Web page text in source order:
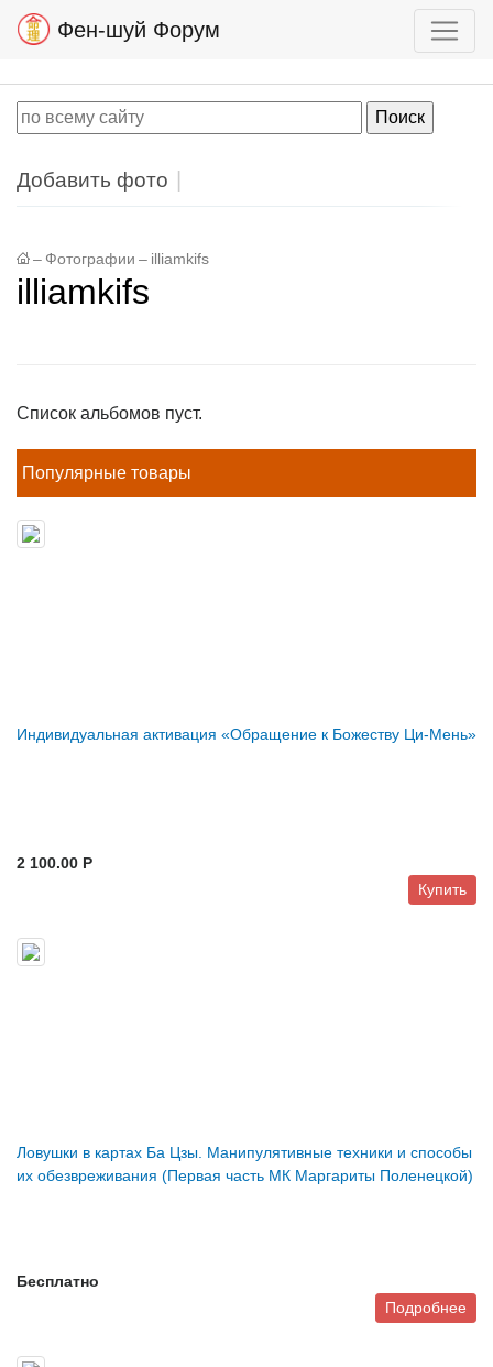
Фен-шуй Форум
Добавить фото
– Фотографии – illiamkifs
illiamkifs
Список альбомов пуст.
Популярные товары
Индивидуальная активация «Обращение к Божеству Ци-Мень»
2 100.00 P
Купить
Ловушки в картах Ба Цзы. Манипулятивные техники и способы
их обезвреживания (Первая часть МК Маргариты Поленецкой)
Бесплатно
Подробнее